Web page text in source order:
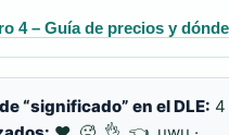
4 – Guía de precios y
“significado” en el DLE: 4